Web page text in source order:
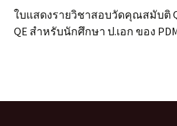
ใบแสดงรายวิชาสอบวัดคุณสมับติ
QE สำหรับนักศึกษา ป.เอก ของ